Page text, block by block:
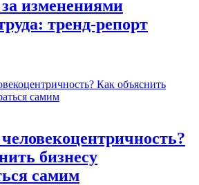
изменениями
тренд-репорт
бизнесу
самим